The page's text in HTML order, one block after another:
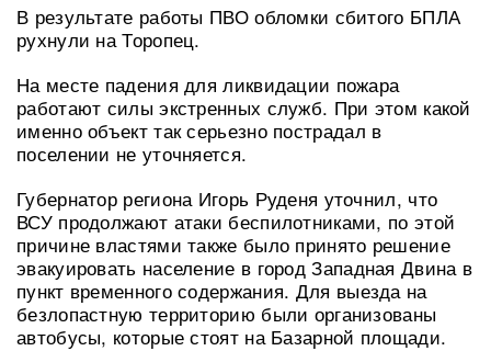
В результате работы ПВО обломки сбитого БПЛА
рухнули на Торопец.
На месте падения для ликвидации пожара
работают силы экстренных служб. При этом какой
именно объект так серьезно пострадал в
поселении не уточняется.
Губернатор региона Игорь Руденя уточнил, что
ВСУ продолжают атаки беспилотниками, по этой
причине властями также было принято решение
эвакуировать население в город Западная Двина в
пункт временного содержания. Для выезда на
безлопастную территорию были организованы
автобусы, которые стоят на Базарной площади.